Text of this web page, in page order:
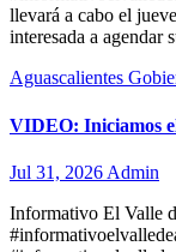
llevará a cabo el
interesada a agendar
Aguascalientes
VIDEO: Iniciamos
Jul 31, 2026 Admin
Informativo El Valle